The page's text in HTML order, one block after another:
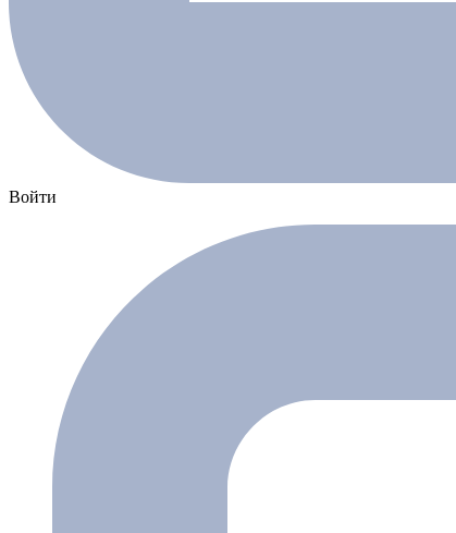
Войти